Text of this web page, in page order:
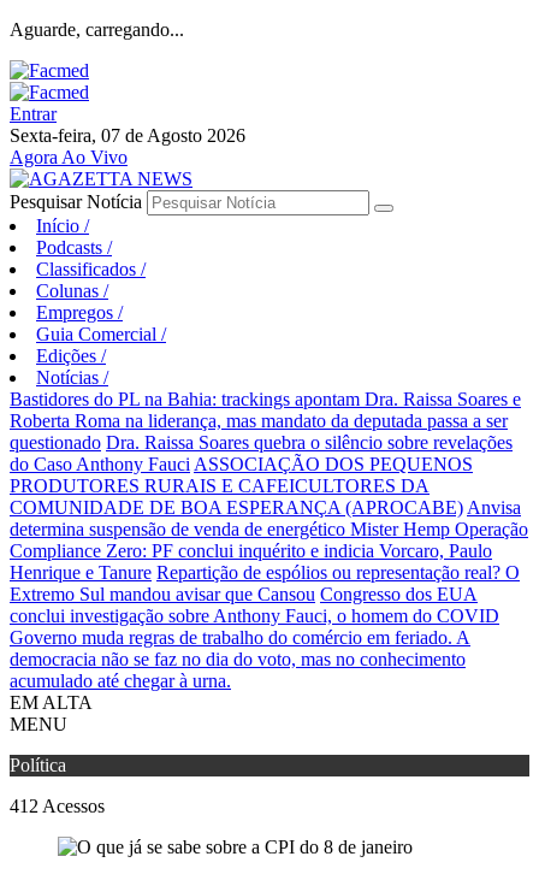
Aguarde, carregando...
Entrar
Sexta-feira, 07 de Agosto 2026
Agora Ao Vivo
Pesquisar Notícia
Início /
Podcasts /
Classificados /
Colunas /
Empregos /
Guia Comercial /
Edições /
Notícias /
Bastidores do PL na Bahia: trackings apontam Dra. Raissa Soares e
Roberta Roma na liderança, mas mandato da deputada passa a ser
questionado Dra. Raissa Soares quebra o silêncio sobre revelações
do Caso Anthony Fauci ASSOCIAÇÃO DOS PEQUENOS
PRODUTORES RURAIS E CAFEICULTORES DA
COMUNIDADE DE BOA ESPERANÇA (APROCABE) Anvisa
determina suspensão de venda de energético Mister Hemp Operação
Compliance Zero: PF conclui inquérito e indicia Vorcaro, Paulo
Henrique e Tanure Repartição de espólios ou representação real? O
Extremo Sul mandou avisar que Cansou Congresso dos EUA
conclui investigação sobre Anthony Fauci, o homem do COVID
Governo muda regras de trabalho do comércio em feriado. A
democracia não se faz no dia do voto, mas no conhecimento
acumulado até chegar à urna.
EM ALTA
MENU
Política
412 Acessos